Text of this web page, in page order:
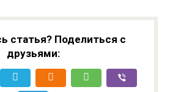
статья? Поделиться с
друзьями: